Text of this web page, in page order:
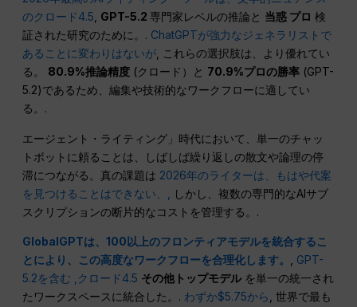
のクロード4.5 GPT-5.2専門家レベルの推論と 当惑 プロ 検
証された研究のために。. ChatGPTが強力なジェネラリストで
あることに変わりはないが , これらの選択肢は、より優れてい
る。 80.9%推論精度 (クロード）と 70.9%プロの勝率 (GPT-
5.2)であるため、編集や技術的なワークフローに適してい
る。.
エージェント・ライティング」時代において、単一のチャッ
トボットに頼ることは、しばしば繰り返しの散文や論理の停
滞につながる。真の課題は 2026年のライターは、もはや代案
を見つけることはできない、,
しかし、複数の専門的なAIサブ
スクリプションの断片的なコストを管理する。.
GlobalGPTは、100以上のフロンティアモデルを統合するこ
とにより、この高度なワークフローを合理化します。
GPT-
5.2を含む
,クロード4.5 その他トップモデルを単一の統一され
たワークスペースに統合した。. わずか$5.75から , 世界で最も